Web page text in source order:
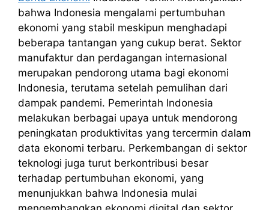
bahwa Indonesia mengalami pertumbuhan
ekonomi yang stabil meskipun menghadapi
beberapa tantangan yang cukup berat. Sektor
manufaktur dan perdagangan internasional
merupakan pendorong utama bagi ekonomi
Indonesia, terutama setelah pemulihan dari
dampak pandemi. Pemerintah Indonesia
melakukan berbagai upaya untuk mendorong
peningkatan produktivitas yang tercermin dalam
data ekonomi terbaru. Perkembangan di sektor
teknologi juga turut berkontribusi besar
terhadap pertumbuhan ekonomi, yang
menunjukkan bahwa Indonesia mulai